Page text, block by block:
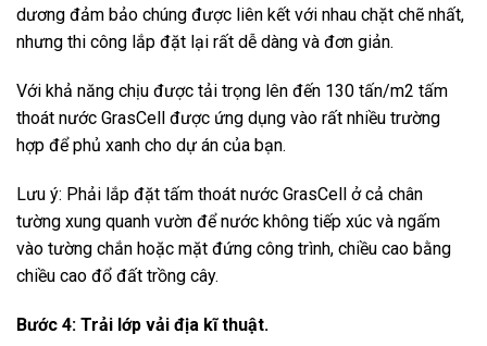
dương đảm bảo chúng được liên kết với nhau chặt chẽ nhất,
nhưng thi công lắp đặt lại rất dễ dàng và đơn giản.
Với khả năng chịu được tải trọng lên đến 130 tấn/m2 tấm
thoát nước GrasCell được ứng dụng vào rất nhiều trường
hợp để phủ xanh cho dự án của bạn.
Lưu ý: Phải lắp đặt tấm thoát nước GrasCell ở cả chân
tường xung quanh vườn để nước không tiếp xúc và ngấm
vào tường chắn hoặc mặt đứng công trình, chiều cao bằng
chiều cao đổ đất trồng cây.
Bước 4: Trải lớp vải địa kĩ thuật.